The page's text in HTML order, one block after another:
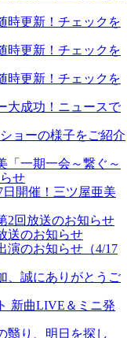
時更新！チェックを
時更新！チェックを
時更新！チェックを
大成功！ニュースで
ョーの様子をご紹介
「一期一会～繋ぐ～
せ
日開催！三ツ屋亜美
2回放送のお知らせ
送のお知らせ
演のお知らせ（4/17
、誠にありがとうご
新曲LIVE＆ミニ発
翳り、明日を探し